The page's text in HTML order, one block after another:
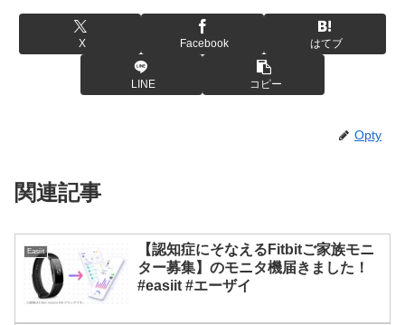
X Facebook はてブ
LINE コピー
Opty
関連記事
Easiit
【認知症にそなえるFitbitご家族モニ
ター募集】のモニタ機届きました！
#easiit #エーザイ